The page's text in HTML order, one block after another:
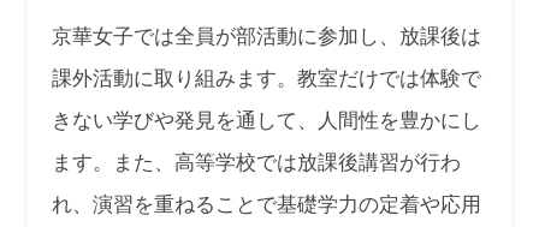
京華女子では全員が部活動に参加し、放課後は
課外活動に取り組みます。教室だけでは体験で
きない学びや発見を通して、人間性を豊かにし
ます。また、高等学校では放課後講習が行わ
れ、演習を重ねることで基礎学力の定着や応用